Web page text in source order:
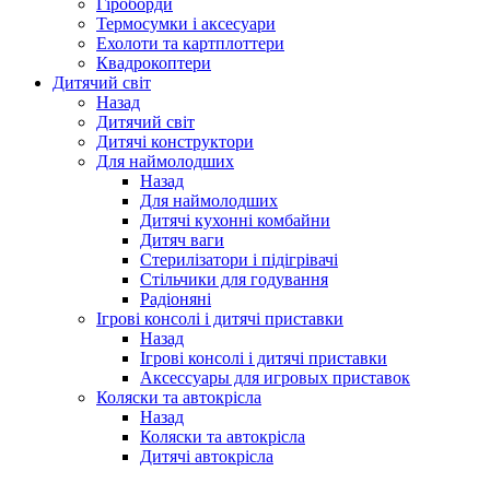
Гіроборди
Термосумки і аксесуари
Ехолоти та картплоттери
Квадрокоптери
Дитячий світ
Назад
Дитячий світ
Дитячі конструктори
Для наймолодших
Назад
Для наймолодших
Дитячі кухонні комбайни
Дитяч ваги
Стерилізатори і підігрівачі
Стільчики для годування
Радіоняні
Ігрові консолі і дитячі приставки
Назад
Ігрові консолі і дитячі приставки
Аксессуары для игровых приставок
Коляски та автокрісла
Назад
Коляски та автокрісла
Дитячі автокрісла